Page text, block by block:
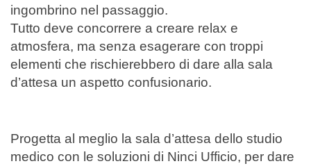
ingombrino nel passaggio.
Tutto deve concorrere a creare relax e
atmosfera, ma senza esagerare con troppi
elementi che rischierebbero di dare alla sala
d’attesa un aspetto confusionario.
Progetta al meglio la sala d’attesa dello studio
medico con le soluzioni di Ninci Ufficio, per dare